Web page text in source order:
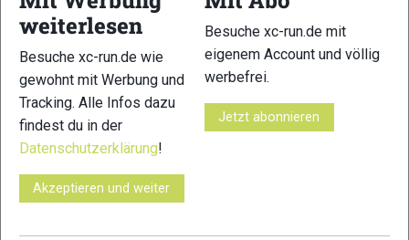
aktuellen News aus der Szene, einer Traildatenbank,
-Community und allem was du sonst noch über
deine Lieblingssportart wissen solltest.
ObTrailrunning-Anfänger oder Profi-Sportler, wir haben
immer ein offenes Ohr für dich! Du kannst uns jederzeit über
dasKontaktformularerreichen.
weiterlesen
Besuche xc-run.de wie
gewohnt mit Werbung und
Tracking. Alle Infos dazu
findest du in der
Datenschutzerklärung!
Akzeptieren und weiter
Besuche xc-run.de mit
eigenem Account und völlig
werbefrei.
Jetzt abonnieren